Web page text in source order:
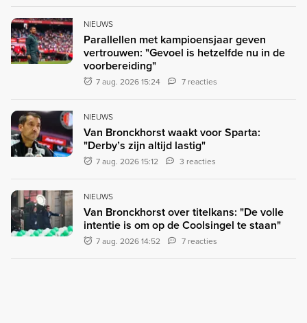
NIEUWS
Parallellen met kampioensjaar geven
vertrouwen: "Gevoel is hetzelfde nu in de
voorbereiding"
7 aug. 2026 15:24 7 reacties
NIEUWS
Van Bronckhorst waakt voor Sparta:
"Derby’s zijn altijd lastig"
7 aug. 2026 15:12 3 reacties
NIEUWS
Van Bronckhorst over titelkans: "De volle
intentie is om op de Coolsingel te staan"
7 aug. 2026 14:52 7 reacties